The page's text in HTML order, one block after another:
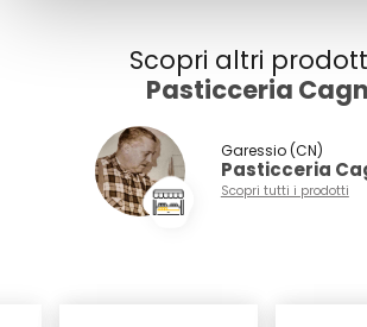
Scopri altri
Pasticceria
Garessio (CN)
Pasticceria
Scopri tutti i prodotti